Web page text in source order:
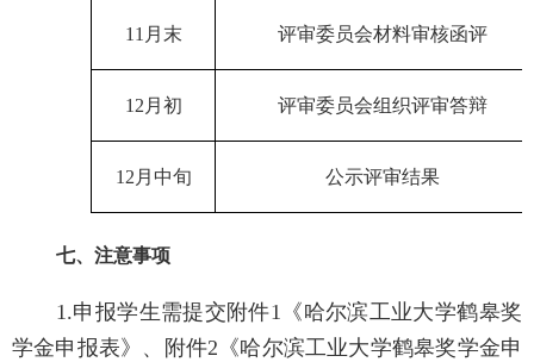
11 月末 评审委员会材料审核函评
12 月初 评审委员会组织评审答辩
12 月中旬 公示评审结果
七、注意事项
1.申报学生需提交附件1 《哈尔滨工业大学鹤皋奖
学金申报表》、附件2 《哈尔滨工业大学鹤皋奖学金申